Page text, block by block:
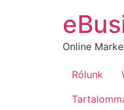
Online
Rólunk